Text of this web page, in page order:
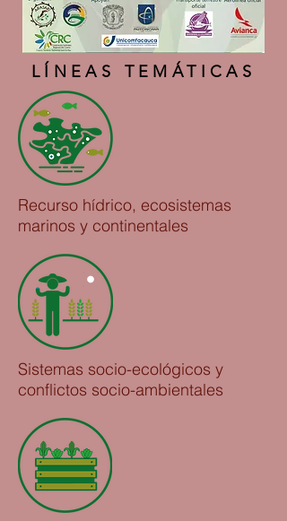
LÍNEAS TEMÁTICAS
Recurso hídrico, ecosistemas
marinos y continentales
Sistemas socio-ecológicos y
conflictos socio-ambientales